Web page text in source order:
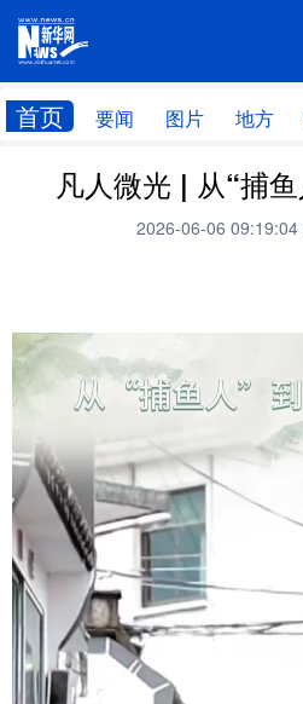
首页 要闻 图片 地方
网站地
首页 学习进行时
凡人微光 | 从“捕
2026-06-06 09:19:04